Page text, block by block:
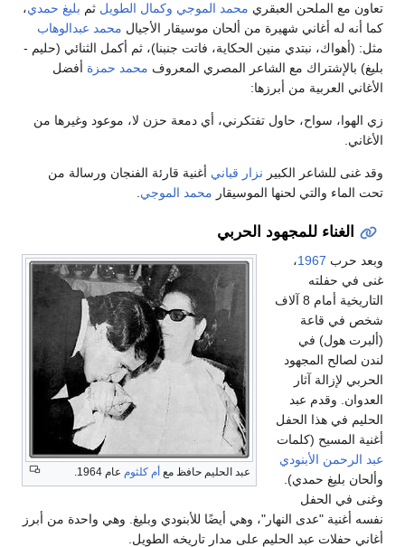
تعاون مع الملحن العبقري محمد الموجي وكمال الطويل ثم بليغ حمدي،
كما أنه له أغاني شهيرة من ألحان موسيقار الأجيال محمد عبدالوهاب
مثل: (أهواك، نبتدي منين الحكاية، فاتت جنبنا)، ثم أكمل الثنائي (حليم -
بليغ) بالإشتراك مع الشاعر المصري المعروف محمد حمزة أفضل
الأغاني العربية من أبرزها:
زي الهوا، سواح، حاول تفتكرني، أي دمعة حزن لا، موعود وغيرها من
الأغاني.
وقد غنى للشاعر الكبير نزار قباني أغنية قارئة الفنجان ورسالة من
تحت الماء والتي لحنها الموسيقار محمد الموجي.
الغناء للمجهود الحربي
عبد الحليم حافظ مع أم كلثوم عام 1964.
وبعد حرب 1967،
غنى في حفلته
التاريخية أمام 8 آلاف
شخص في قاعة
(ألبرت هول) في
لندن لصالح المجهود
الحربي لإزالة آثار
العدوان. وقدم عبد
الحليم في هذا الحفل
أغنية المسيح (كلمات
عبد الرحمن الأبنودي
وألحان بليغ حمدي).
وغنى في الحفل
نفسه أغنية "عدى النهار"، وهي أيضًا للأبنودي وبليغ. وهي واحدة من أبرز
أغاني حفلات عبد الحليم على مدار تاريخه الطويل.